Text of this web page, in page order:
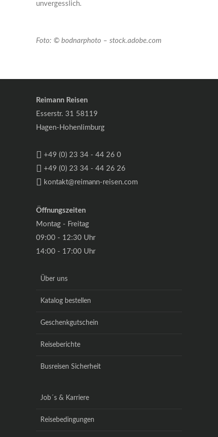
unvergesslich.
Foto: © bodnarphoto – stock.adobe.com
Reimann Reisen
Esserstr. 31 58119
Hagen-Hohenlimburg
+49 (0) 23 34 - 44 26 0
+49 (0) 23 34 - 44 26 26
kontakt@reimann-reisen.com
Öffnungszeiten
Montag - Freitag
09:00 - 12:30 Uhr
14:00 - 17:00 Uhr
Über uns
Katalog bestellen
Geschenkgutschein
Reiseberichte
Busreisen Sicherheit
Job´s & Karriere
Reisebedingungen